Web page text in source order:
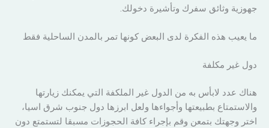
جهوزية وثائق سفرك وتأشيرة دخولك.
ما يعيب هذه الفكرة لدى البعض كونها تمر بالمدن الساحلية فقط
دول غير مكلفة
هناك عدد لابأس به من الدول غير الملكفة التي يمكنك زيارتها
والاستمتاع بطبيعتها وأجواءها ولعل ابرزها دول جنوب شرق اسيا،
اختر وجهتك بتمعن وقم بإجراء كافة الحجوزات مسبقا لتستمتع دون